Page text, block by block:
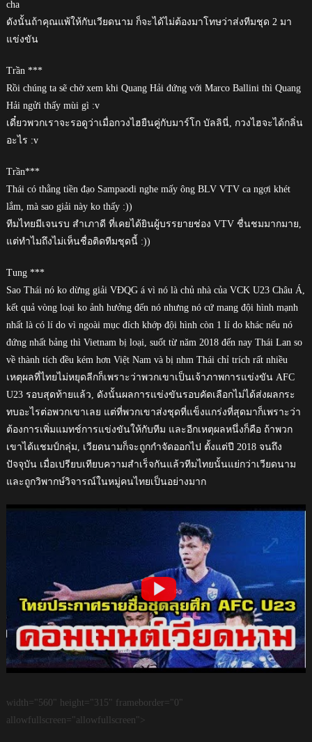
cha
ดังนั้นถ้าคุณแพ้ให้กับเวียดนาม ก็จะได้ไม่ต้องมาโทษว่าส่งทีมชุด 2 มา
แข่งขัน
Trần ***
Rồi chúng ta sẽ chờ xem khi Quang Hải đứng với Marco Ballini thì Quang
Hải ngửi thấy mùi gì :v
เดี๋ยวพวกเราจะรอดูว่าเมื่อกวงไฮยืนคู่กับมาร์โก บัลลินี่, กวงไฮจะได้กลิ่น
อะไร :v
Trần***
Thái có thằng tiền đạo Sampaodi nghe mấy ông BLV VTV ca ngợi khét
lắm, mà sao giải này ko thấy :))
ทีมไทยมีเจนรบ สำเภาดี ที่เคยได้ยินผู้บรรยายช่อง VTV ชื่นชมมากมาย,
แต่ทำไมถึงไม่เห็นชื่อติดทีมชุดนี้ :))
Tung ***
Sao Thái nó ko dừng giải VĐQG á vì nó là chủ nhà của VCK U23 Châu Á,
kết quả vòng loại ko ảnh hưởng đến nó nhưng nó cứ mang đội hình mạnh
nhất là có lí do vì ngoài mục đích khớp đội hình còn 1 lí do khác nếu nó
đứng nhất bảng thì Vietnam bị loại, suốt từ năm 2018 đến nay Thái Lan so
về thành tích đều kém hơn Việt Nam và bị nhm Thái chỉ trích rất nhiều
เหตุผลที่ไทยไม่หยุดลีกก็เพราะว่าพวกเขาเป็นเจ้าภาพการแข่งขัน AFC
U23 รอบสุดท้ายแล้ว, ดังนั้นผลการแข่งขันรอบคัดเลือกไม่ได้ส่งผลกระ
ทบอะไรต่อพวกเขาเลย แต่ที่พวกเขาส่งชุดที่แข็งแกร่งที่สุดมาก็เพราะว่า
ต้องการเพิ่มแมทช์การแข่งขันให้กับทีม และอีกเหตุผลหนึ่งก็คือ ถ้าพวก
เขาได้แชมป์กลุ่ม, เวียดนามก็จะถูกกำจัดออกไป ตั้งแต่ปี 2018 จนถึง
ปัจจุบัน เมื่อเปรียบเทียบความสำเร็จกันแล้วทีมไทยนั้นแย่กว่าเวียดนาม
และถูกวิพากษ์วิจารณ์ในหมู่คนไทยเป็นอย่างมาก
width="560" height="315" frameborder="0"
allowfullscreen="allowfullscreen">